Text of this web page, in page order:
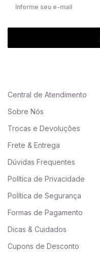
Central de Atendimento
Sobre Nós
Trocas e Devoluções
Frete & Entrega
Dúvidas Frequentes
Política de Privacidade
Política de Segurança
Formas de Pagamento
Dicas & Cuidados
Cupons de Desconto